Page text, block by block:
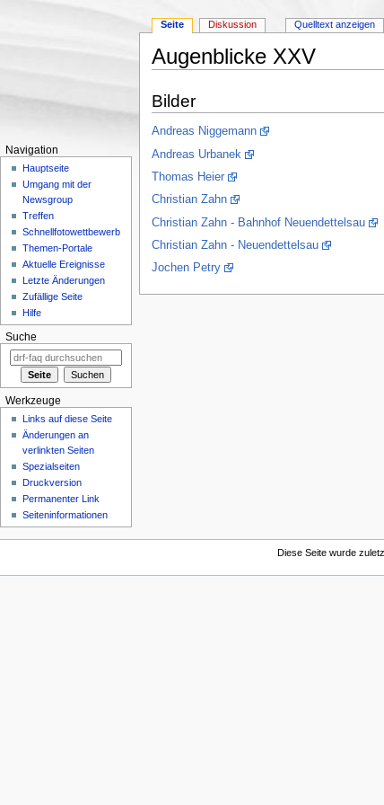
Augenblicke XXV
Bilder
Andreas Niggemann
Andreas Urbanek
Thomas Heier
Christian Zahn
Christian Zahn - Bahnhof Neuendettelsau
Christian Zahn - Neuendettelsau
Jochen Petry
Seite Diskussion Quelltext anzeigen
Navigation
Hauptseite
Umgang mit der
Newsgroup
Treffen
Schnellfotowettbewerb
Themen-Portale
Aktuelle Ereignisse
Letzte Änderungen
Zufällige Seite
Hilfe
Suche
Werkzeuge
Links auf diese Seite
Änderungen an
verlinkten Seiten
Spezialseiten
Druckversion
Permanenter Link
Seiten­informationen
Diese Seite wurde